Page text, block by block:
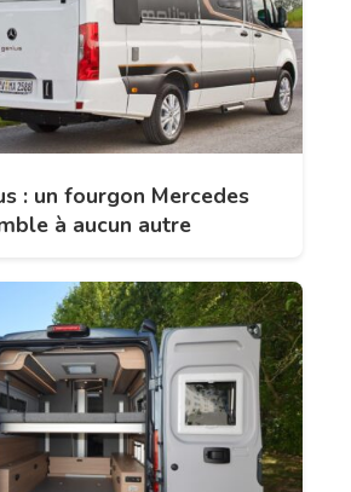
: un fourgon Mercedes
à aucun autre